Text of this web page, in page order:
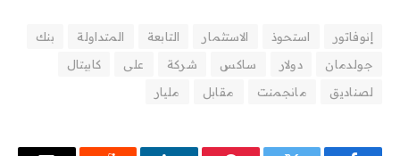
إنوفاتور استحوذ الاستثمار التابعة المتداولة
بنك
جولدمان
دولار ساكس شركة على
كابيتال
لصناديق
مانجمنت مقابل مليار